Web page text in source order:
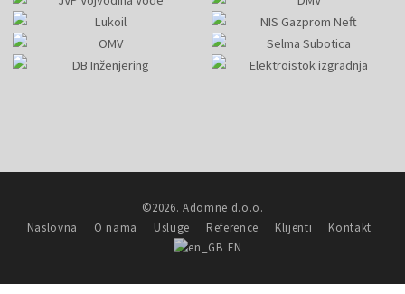
©2026. Adomne d.o.o.
Naslovna
O nama Usluge Reference Klijenti
Kontakt
EN